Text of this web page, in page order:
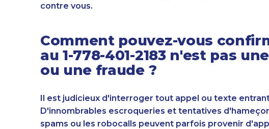
contre vous.
Comment pouvez-vous
au 1-778-401-2183 n'est pas
ou une fraude ?
Il est judicieux d'interroger tout appel ou texte
D'innombrables escroqueries et tentatives
spams ou les robocalls peuvent parfois provenir